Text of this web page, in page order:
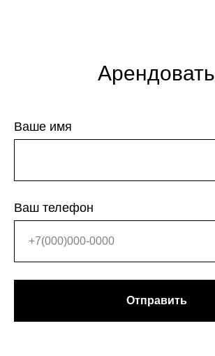
Арендовать
Ваше имя
Ваш телефон
Отправить